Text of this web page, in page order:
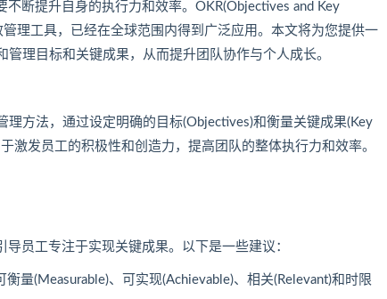
断提升自身的执行力和效率。OKR(Objectives and Key
理工具，已经在全球范围内得到广泛应用。本文将为您提供一
理目标和关键成果，从而提升团队协作与个人成长。
方法，通过设定明确的目标(Objectives)和衡量关键成果(Key
激发员工的积极性和创造力，提高团队的整体执行力和效率。
员工专注于实现关键成果。以下是一些建议：
量(Measurable)、可实现(Achievable)、相关(Relevant)和时限